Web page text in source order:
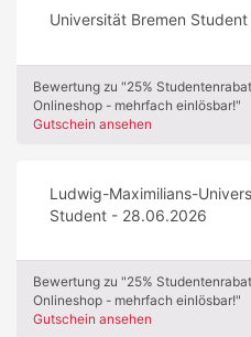
Universität Bremen
Bewertung zu "25%
Onlineshop - mehrfach einlösbar!"
Gutschein ansehen
Ludwig-Maximilians-
Student - 28.06.2026
Bewertung zu "25%
Onlineshop - mehrfach einlösbar!"
Gutschein ansehen